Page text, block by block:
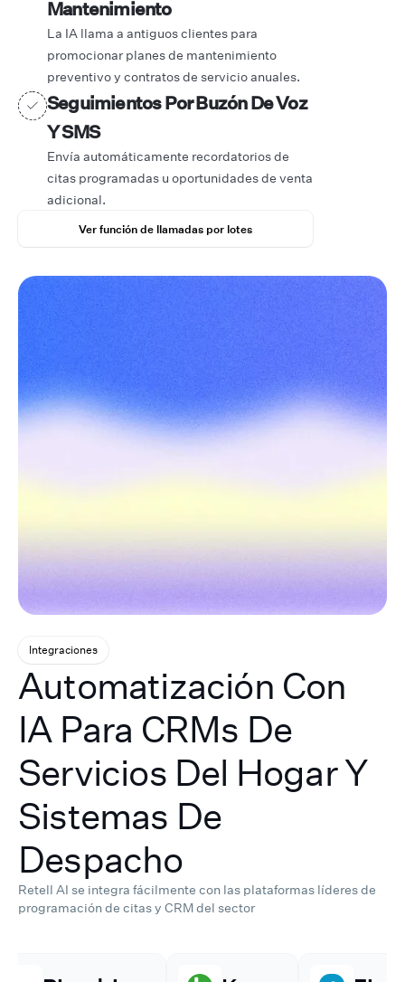
Mantenimiento
La IA llama a antiguos clientes para
promocionar planes de mantenimiento
preventivo y contratos de servicio anuales.
Seguimientos Por Buzón De Voz
Y SMS
Envía automáticamente recordatorios de
citas programadas u oportunidades de venta
adicional.
Ver función de llamadas por lotes
Integraciones
Automatización Con
IA Para CRMs De
Servicios Del Hogar Y
Sistemas De
Despacho
Retell AI se integra fácilmente con las plataformas líderes de
programación de citas y CRM del sector